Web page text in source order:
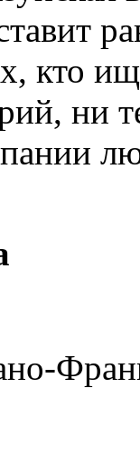
кто
ни